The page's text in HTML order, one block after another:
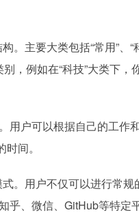
。主要大类包括“常用”、“
别，例如在“科技”大类下，
用户可以根据自己的工作
间。
。用户不仅可以进行常规
乎、微信、GitHub等特定